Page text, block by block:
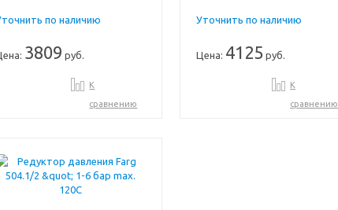
по наличию
3809 руб.
К
сравнению
Уточнить по наличию
Цена: 4125 руб.
К
сравнению